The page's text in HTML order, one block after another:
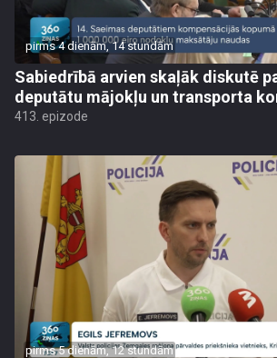
pirms 4 dienām, 14 stundām
Sabiedrībā arvien skaļāk diskutē
deputātu mājokļu un transporta
413. epizode
pirms 5 dienām, 12 stundām